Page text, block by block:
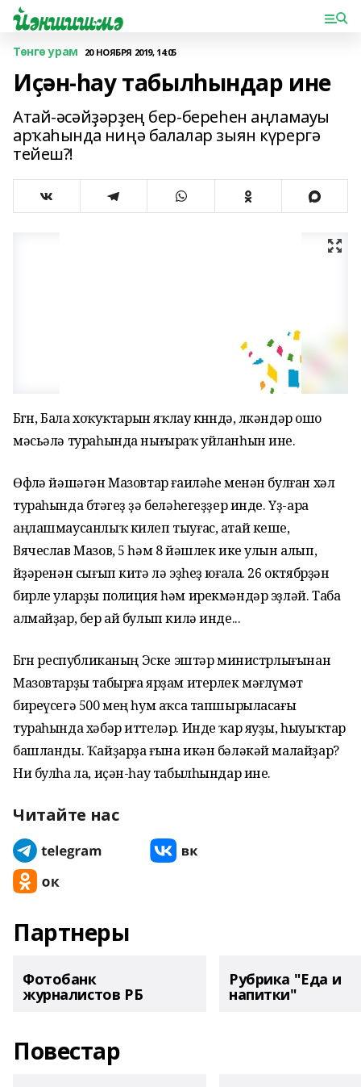
Төнгө урам 20 НОЯБРЯ 2019, 14:05
Иҫән-һау табылһындар ине
Атай-әсәйҙәрҙең бер-береһен аңламауы
арҡаһында ниңә балалар зыян күрергә
тейеш?!
Бөгөн, Бала хоҡуҡтарын яҡлау көнөндә, өлкәндәр ошо
мәсьәлә тураһында нығыраҡ уйланһын ине.
Өфөлә йәшәгән Мазовтар ғаиләһе менән булған хәл
тураһында бөтәгеҙ ҙә беләһегеҙҙер инде. Үҙ-ара
аңлашмаусанлыҡ килеп тыуғас, атай кеше,
Вячеслав Мазов, 5 һәм 8 йәшлек ике улын алып,
өйҙәренән сығып китә лә эҙһеҙ юғала. 26 октябрҙән
бирле уларҙы полиция һәм ирекмәндәр эҙләй. Таба
алмайҙар, бер ай булып килә инде...
Бөгөн республиканың Эске эштәр министрлығынан
Мазовтарҙы табырға ярҙам итерлек мәғлүмәт
биреүсегә 500 мең һум аҡса тапшырыласағы
тураһында хәбәр иттеләр. Инде ҡар яуҙы, һыуыҡтар
башланды. Ҡайҙарҙа ғына икән бәләкәй малайҙар?
Ни булһа ла, иҫән-һау табылһындар ине.
Читайте нас
Партнеры
Фотобанк
журналистов РБ
Рубрика "Еда и
напитки"
Повестар